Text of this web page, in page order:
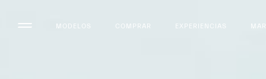
MODELOS COMPRAR EXPERIENCIAS